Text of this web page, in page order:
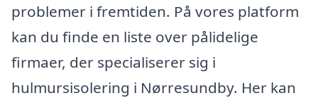
problemer i fremtiden. På vores platform
kan du finde en liste over pålidelige
firmaer, der specialiserer sig i
hulmursisolering i Nørresundby. Her kan